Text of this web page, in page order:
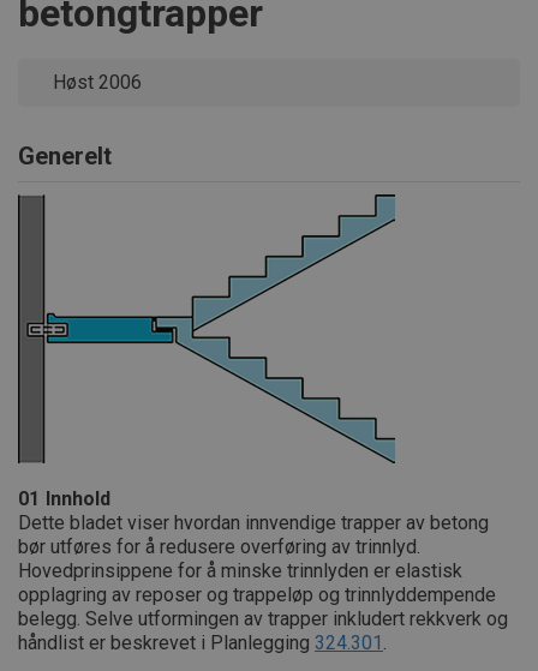
betongtrapper
Høst 2006
Generelt
01 Innhold
Dette bladet viser hvordan innvendige trapper av betong
bør utføres for å redusere overføring av trinnlyd.
Hovedprinsippene for å minske trinnlyden er elastisk
opplagring av reposer og trappeløp og trinnlyddempende
belegg. Selve utformingen av trapper inkludert rekkverk og
håndlist er beskrevet i Planlegging 324.301 .